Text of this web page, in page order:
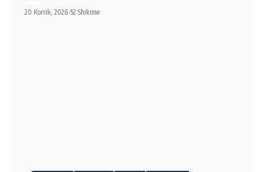
20 Korrik, 2026 52 Shikime